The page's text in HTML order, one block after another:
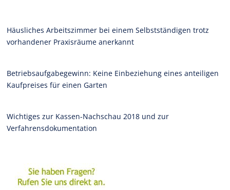
Häusliches Arbeitszimmer bei einem Selbstständigen trotz
vorhandener Praxisräume anerkannt
Betriebsaufgabegewinn: Keine Einbeziehung eines anteiligen
Kaufpreises für einen Garten
Wichtiges zur Kassen-Nachschau 2018 und zur
Verfahrensdokumentation